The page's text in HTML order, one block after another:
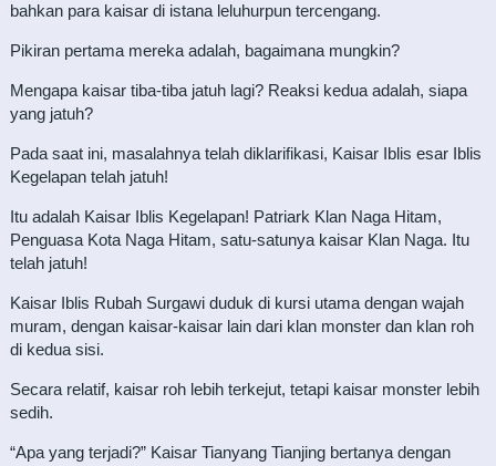
bahkan para kaisar di istana leluhurpun tercengang.
Pikiran pertama mereka adalah, bagaimana mungkin?
Mengapa kaisar tiba-tiba jatuh lagi? Reaksi kedua adalah, siapa
yang jatuh?
Pada saat ini, masalahnya telah diklarifikasi, Kaisar Iblis esar Iblis
Kegelapan telah jatuh!
Itu adalah Kaisar Iblis Kegelapan! Patriark Klan Naga Hitam,
Penguasa Kota Naga Hitam, satu-satunya kaisar Klan Naga. Itu
telah jatuh!
Kaisar Iblis Rubah Surgawi duduk di kursi utama dengan wajah
muram, dengan kaisar-kaisar lain dari klan monster dan klan roh
di kedua sisi.
Secara relatif, kaisar roh lebih terkejut, tetapi kaisar monster lebih
sedih.
“Apa yang terjadi?” Kaisar Tianyang Tianjing bertanya dengan